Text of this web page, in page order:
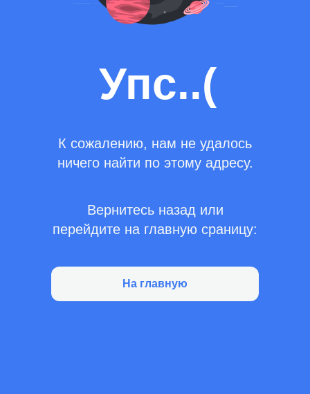
Упс..(
К сожалению, нам не удалось
ничего найти по этому адресу.
Вернитесь назад или
перейдите на главную сраницу:
На главную